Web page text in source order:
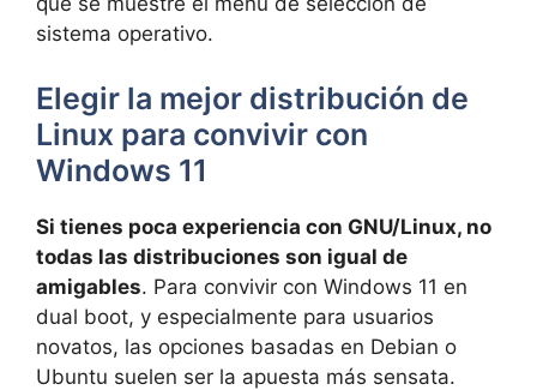
sistema operativo.
Elegir la mejor distribución de
Linux para convivir con
Windows 11
Si tienes poca experiencia con GNU/Linux, no
todas las distribuciones son igual de
amigables. Para convivir con Windows 11 en
dual boot, y especialmente para usuarios
novatos, las opciones basadas en Debian o
Ubuntu suelen ser la apuesta más sensata.